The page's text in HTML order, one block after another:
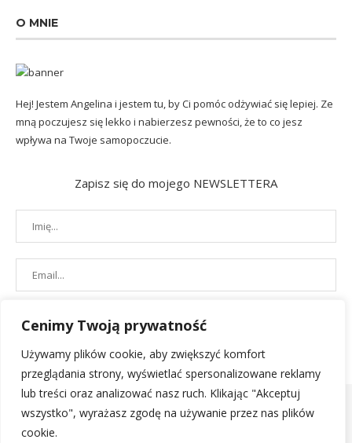
Cenimy Twoją prywatność
Używamy plików cookie, aby zwiększyć komfort
przeglądania strony, wyświetlać spersonalizowane reklamy
lub treści oraz analizować nasz ruch. Klikając "Akceptuj
wszystko", wyrażasz zgodę na używanie przez nas plików
cookie.
O MNIE
Hej! Jestem Angelina i jestem tu, by Ci pomóc odżywiać się lepiej. Ze
mną poczujesz się lekko i nabierzesz pewności, że to co jesz
wpływa na Twoje samopoczucie.
Zapisz się do mojego NEWSLETTERA